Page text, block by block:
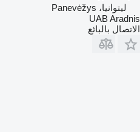
ليتوانيا، Panevėžys
UAB Aradnis
الاتصال بالبائع